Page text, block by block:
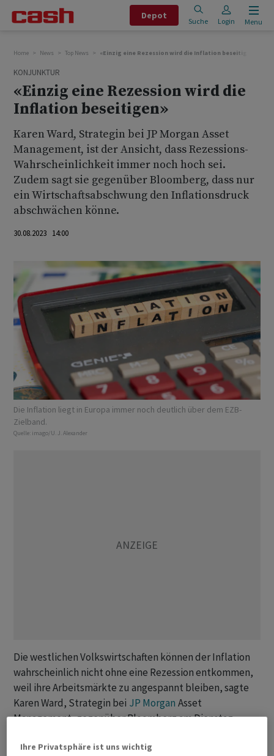
Depot
Suche Login Menu
Home News Top News «Einzig eine Rezession wird die Inflation beseitigen»
KONJUNKTUR
«Einzig eine Rezession wird die
Inflation beseitigen»
Karen Ward, Strategin bei JP Morgan Asset
Management, ist der Ansicht, dass Rezessions-
Wahrscheinlichkeit immer noch hoch sei.
Zudem sagt sie gegenüber Bloomberg, dass nur
ein Wirtschaftsabschwung den Inflationsdruck
abschwächen könne.
30.08.2023 14:00
Die Inflation liegt in Europa immer noch deutlich über dem EZB-
Zielband.
Quelle: imago/U. J. Alexander
Die westlichen Volkswirtschaften können der Inflation
wahrscheinlich nicht ohne eine Rezession entkommen,
weil ihre Arbeitsmärkte zu angespannt bleiben, sagte
Karen Ward, Strategin bei JP Morgan Asset
Management, gegenüber Bloomberg am Dienstag.
Die ehemalige Ökonomin der Bank of England, die
Ihre Privatsphäre ist uns wichtig